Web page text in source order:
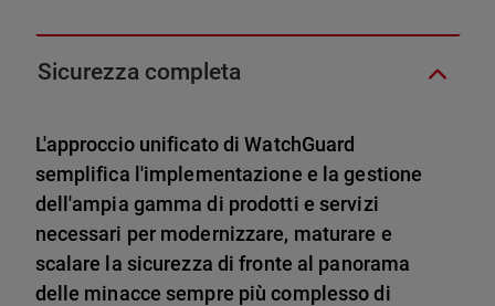
Sicurezza completa
L'approccio unificato di WatchGuard
semplifica l'implementazione e la gestione
dell'ampia gamma di prodotti e servizi
necessari per modernizzare, maturare e
scalare la sicurezza di fronte al panorama
delle minacce sempre più complesso di